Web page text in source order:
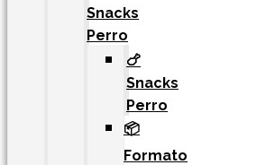
Snacks
Perro
🍗
Snacks
Perro
📦
Formato